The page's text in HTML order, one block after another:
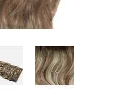
View larger imageView larger